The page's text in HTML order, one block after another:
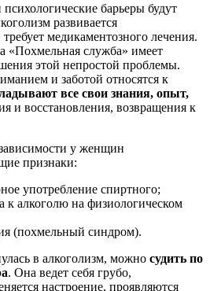
барьеры будут
развивается
медикаментозного лечения.
«Похмельная служба» имеет
этой непростой проблемы.
и заботой относятся к
все свои знания, опыт,
и восстановления, возвращения к
у женщин
признаки:
употребление спиртного;
к алкоголю на физиологическом
(похмельный синдром).
в алкоголизм, можно судить по
. Она ведет себя грубо,
настроение, проявляются